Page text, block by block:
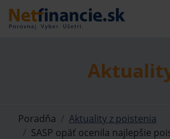
Poradňa
Aktuality z poistenia
SASP opäť ocenila najlepšie